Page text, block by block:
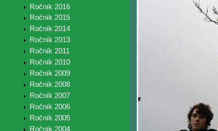
Ročník 2016
Ročník 2015
Ročník 2014
Ročník 2013
Ročník 2011
Ročník 2010
Ročník 2009
Ročník 2008
Ročník 2007
Ročník 2006
Ročník 2005
Ročník 2004